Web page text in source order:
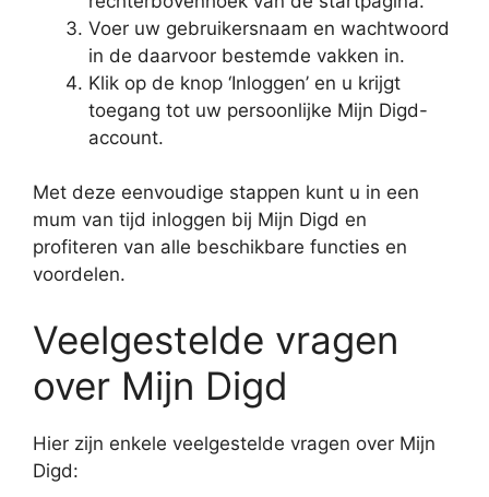
Voer uw gebruikersnaam en wachtwoord
in de daarvoor bestemde vakken in.
Klik op de knop ‘Inloggen’ en u krijgt
toegang tot uw persoonlijke Mijn Digd-
account.
Met deze eenvoudige stappen kunt u in een
mum van tijd inloggen bij Mijn Digd en
profiteren van alle beschikbare functies en
voordelen.
Veelgestelde vragen
over Mijn Digd
Hier zijn enkele veelgestelde vragen over Mijn
Digd: